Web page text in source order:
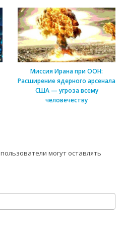
Миссия Ирана при ООН:
Расширение ядерного арсенала
США — угроза всему
человечеству
пользователи могут оставлять